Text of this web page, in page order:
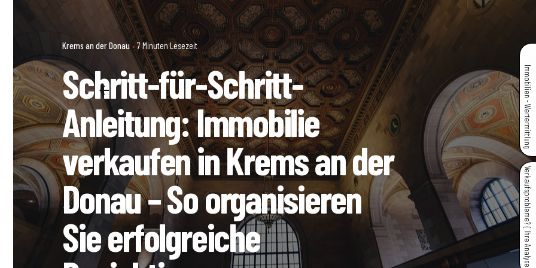
Krems an der Donau 7 Minuten Lesezeit
Schritt-für-Schritt-
Anleitung: Immobilie
verkaufen in Krems an der
Donau – So organisieren
Sie erfolgreiche
Immobilien - Wertermittlung
Verkaufsprobleme? { Ihre Analyse }